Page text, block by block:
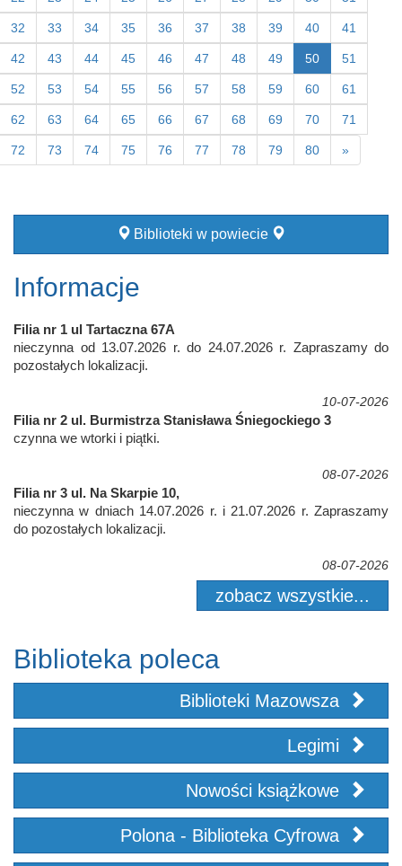
32 33 34 35 36 37 38 39 40 41
42 43 44 45 46 47 48 49 50 51
52 53 54 55 56 57 58 59 60 61
62 63 64 65 66 67 68 69 70 71
72 73 74 75 76 77 78 79 80 »
Biblioteki w powiecie
Informacje
Filia nr 1 ul Tartaczna 67A
nieczynna od 13.07.2026 r. do 24.07.2026 r. Zapraszamy do
pozostałych lokalizacji.
10-07-2026
Filia nr 2 ul. Burmistrza Stanisława Śniegockiego 3
czynna we wtorki i piątki.
08-07-2026
Filia nr 3 ul. Na Skarpie 10,
nieczynna w dniach 14.07.2026 r. i 21.07.2026 r. Zapraszamy
do pozostałych lokalizacji.
08-07-2026
zobacz wszystkie...
Biblioteka poleca
Biblioteki Mazowsza
Legimi
Nowości książkowe
Polona - Biblioteka Cyfrowa